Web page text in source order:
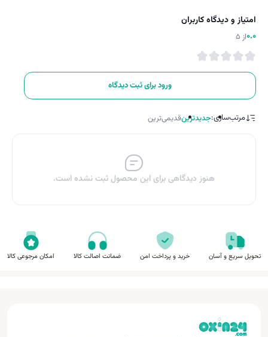
امتیاز و دیدگاه کاربران
0.0از 5
ورود برای ثبت دیدگاه
مرتب‌سازی:جدیدترینقدیمی‌ترین
هنوز دیدگاهی برای این محصول ثبت نشده است.
تحویل سریع و آسان خرید و پرداخت امن ضمانت اصالت کالا امکان مرجوعی کالا